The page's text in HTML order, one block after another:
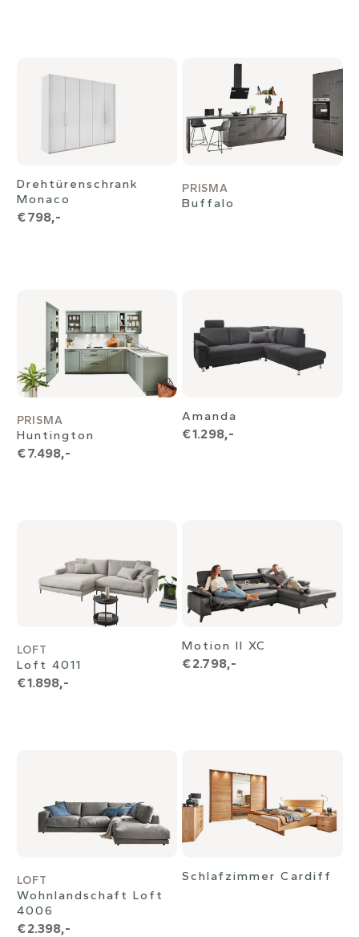
Drehtürenschrank
Monaco
€ 798,-
PRISMA
Buffalo
PRISMA
Huntington
€ 7.498,-
Amanda
€ 1.298,-
LOFT
Loft 4011
€ 1.898,-
Motion II XC
€ 2.798,-
LOFT
Wohnlandschaft Loft
4006
€ 2.398,-
Schlafzimmer Cardiff